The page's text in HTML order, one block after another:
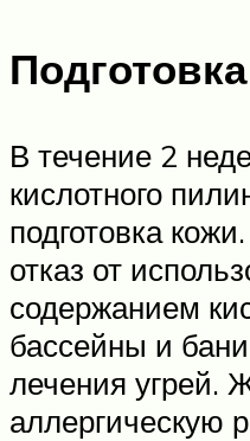
Подготовка
В течение 2
кислотного
подготовка
отказ от
содержанием
бассейны и
лечения угрей.
аллергическую